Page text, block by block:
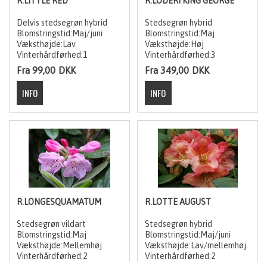
Delvis stedsegrøn hybrid
Blomstringstid:Maj/juni
Væksthøjde:Lav
Vinterhårdførhed:1
Fra 99,00 DKK
Stedsegrøn hybrid
Blomstringstid:Maj
Væksthøjde:Høj
Vinterhårdførhed:3
Fra 349,00 DKK
R.LONGESQUAMATUM
Stedsegrøn vildart
Blomstringstid:Maj
Væksthøjde:Mellemhøj
Vinterhårdførhed:2
R.LOTTE AUGUST
Stedsegrøn hybrid
Blomstringstid:Maj/juni
Væksthøjde:Lav/mellemhøj
Vinterhårdførhed:2